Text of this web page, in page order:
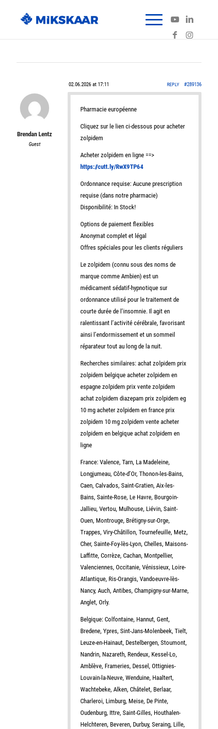
02.06.2026 at 17:11 #289136
REPLY
Brendan Lentz
Guest
Pharmacie européenne
Cliquez sur le lien ci-dessous pour acheter
zolpidem
Acheter zolpidem en ligne ==>
https://cutt.ly/RwX9TP64
Ordonnance requise: Aucune prescription
requise (dans notre pharmacie)
Disponibilité: In Stock!
Options de paiement flexibles
Anonymat complet et légal
Offres spéciales pour les clients réguliers
Le zolpidem (connu sous des noms de
marque comme Ambien) est un
médicament sédatif-hypnotique sur
ordonnance utilisé pour le traitement de
courte durée de l’insomnie. Il agit en
ralentissant l’activité cérébrale, favorisant
ainsi l’endormissement et un sommeil
réparateur tout au long de la nuit.
Recherches similaires: achat zolpidem prix
zolpidem belgique acheter zolpidem en
espagne zolpidem prix vente zolpidem
achat zolpidem diazepam prix zolpidem eg
10 mg acheter zolpidem en france prix
zolpidem 10 mg zolpidem vente acheter
zolpidem en belgique achat zolpidem en
ligne
France: Valence, Tarn, La Madeleine,
Longjumeau, Côte-d’Or, Thonon-les-Bains,
Caen, Calvados, Saint-Gratien, Aix-les-
Bains, Sainte-Rose, Le Havre, Bourgoin-
Jallieu, Vertou, Mulhouse, Liévin, Saint-
Ouen, Montrouge, Brétigny-sur-Orge,
Trappes, Viry-Châtillon, Tournefeuille, Metz,
Cher, Sainte-Foy-lès-Lyon, Chelles, Maisons-
Laffitte, Corrèze, Cachan, Montpellier,
Valenciennes, Occitanie, Vénissieux, Loire-
Atlantique, Ris-Orangis, Vandoeuvre-lès-
Nancy, Auch, Antibes, Champigny-sur-Marne,
Anglet, Orly.
Belgique: Colfontaine, Hannut, Gent,
Bredene, Ypres, Sint-Jans-Molenbeek, Tielt,
Leuze-en-Hainaut, Destelbergen, Stoumont,
Nandrin, Nazareth, Rendeux, Kessel-Lo,
Amblève, Frameries, Dessel, Ottignies-
Louvain-la-Neuve, Wenduine, Haaltert,
Wachtebeke, Alken, Châtelet, Berlaar,
Charleroi, Limburg, Meise, De Pinte,
Oudenburg, Ittre, Saint-Gilles, Houthalen-
Helchteren, Beveren, Durbuy, Seraing, Lille,